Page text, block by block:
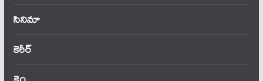
సినిమా
కెరీర్